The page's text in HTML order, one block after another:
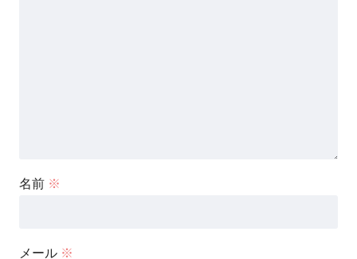
名前 ※
メール ※